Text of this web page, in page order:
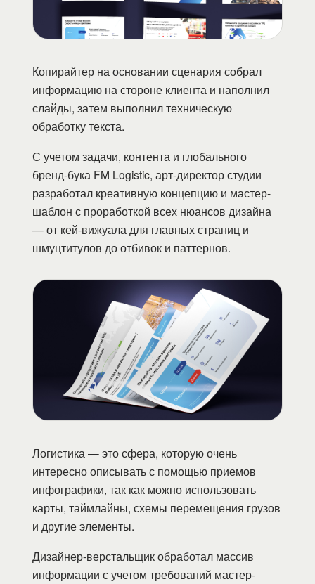
Копирайтер на основании сценария собрал
информацию на стороне клиента и наполнил
слайды, затем выполнил техническую
обработку текста.
С учетом задачи, контента и глобального
бренд-бука FM Logistic, арт-директор студии
разработал креативную концепцию и мастер-
шаблон с проработкой всех нюансов дизайна
— от кей-вижуала для главных страниц и
шмуцтитулов до отбивок и паттернов.
Логистика — это сфера, которую очень
интересно описывать с помощью приемов
инфографики, так как можно использовать
карты, таймлайны, схемы перемещения грузов
и другие элементы.
Дизайнер-верстальщик обработал массив
информации с учетом требований мастер-